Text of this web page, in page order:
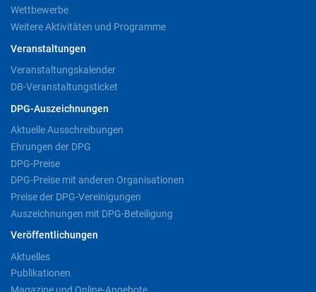
Wettbewerbe
Weitere Aktivitäten und Programme
Veranstaltungen
Veranstaltungskalender
DB-Veranstaltungsticket
DPG-Auszeichnungen
Aktuelle Ausschreibungen
Ehrungen der DPG
DPG-Preise
DPG-Preise mit anderen Organisationen
Preise der DPG-Vereinigungen
Auszeichnungen mit DPG-Beteiligung
Veröffentlichungen
Aktuelles
Publikationen